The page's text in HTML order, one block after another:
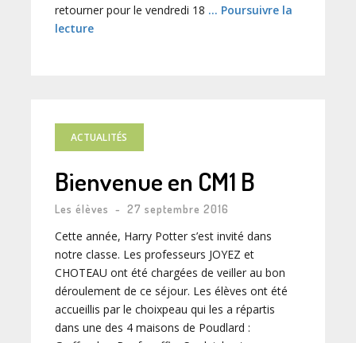
retourner pour le vendredi 18 … Poursuivre la
lecture
ACTUALITÉS
Bienvenue en CM1 B
Les élèves - 27 septembre 2016
Cette année, Harry Potter s’est invité dans
notre classe. Les professeurs JOYEZ et
CHOTEAU ont été chargées de veiller au bon
déroulement de ce séjour. Les élèves ont été
accueillis par le choixpeau qui les a répartis
dans une des 4 maisons de Poudlard :